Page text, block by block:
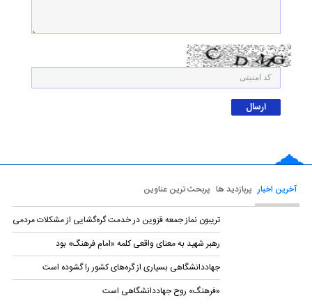
آخرین اخبار پربازدید ها پربحث ترین عناوین
تریبون نماز جمعه قزوین در خدمت گره‌گشایی از مشکلات مردمی
رهبر شهید به معنای واقعی کلمه «امامِ فرهنگ» بود
جهاددانشگاهی بسیاری از گره‌های کشور را گشوده است
«فرهنگ» روح جهاددانشگاهی است